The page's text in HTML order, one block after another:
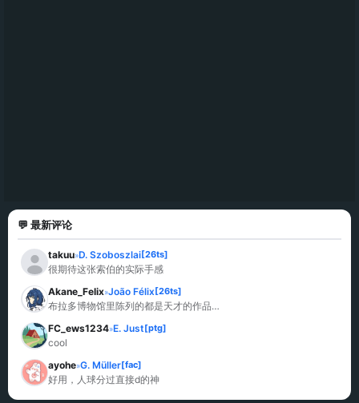
💬 最新评论
takuu»D. Szoboszlai[26ts]
很期待这张索伯的实际手感
Akane_Felix»João Félix [26ts]
布拉多博物馆里陈列的都是天才的作品…
FC_ews1234»E. Just[ptg]
cool
ayohe»G. Müller[fac]
好用，人球分过直接d的神